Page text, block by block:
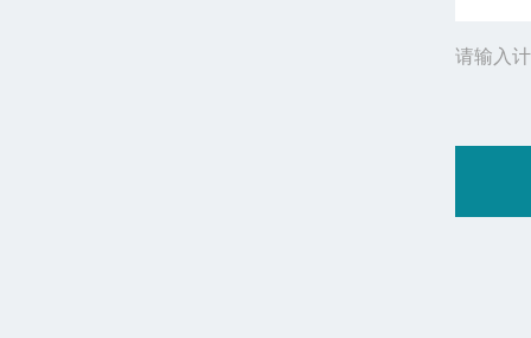
请输入